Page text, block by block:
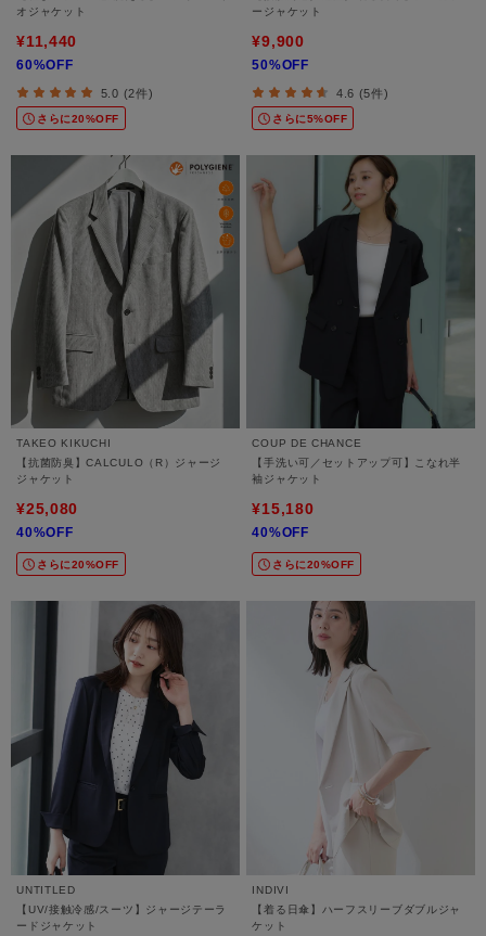
オジャケット
¥11,440
60%OFF
5.0 (2件)
さらに20%OFF
ージャケット
¥9,900
50%OFF
4.6 (5件)
さらに5%OFF
TAKEO KIKUCHI
【抗菌防臭】CALCULO（R）ジャージ
ジャケット
¥25,080
40%OFF
さらに20%OFF
COUP DE CHANCE
【手洗い可／セットアップ可】こなれ半
袖ジャケット
¥15,180
40%OFF
さらに20%OFF
UNTITLED
【UV/接触冷感/スーツ】ジャージテーラ
ードジャケット
INDIVI
【着る日傘】ハーフスリーブダブルジャ
ケット